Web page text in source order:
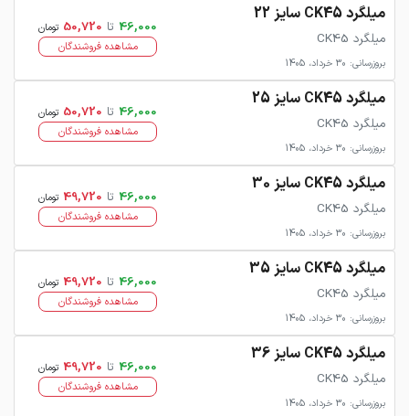
میلگرد CK45 سایز 22
میلگرد CK45
بروزرسانی: 30 خرداد، 1405
46,000 تا 50,720 تومان
مشاهده فروشندگان
میلگرد CK45 سایز 25
میلگرد CK45
بروزرسانی: 30 خرداد، 1405
46,000 تا 50,720 تومان
مشاهده فروشندگان
میلگرد CK45 سایز 30
میلگرد CK45
بروزرسانی: 30 خرداد، 1405
46,000 تا 49,720 تومان
مشاهده فروشندگان
میلگرد CK45 سایز 35
میلگرد CK45
بروزرسانی: 30 خرداد، 1405
46,000 تا 49,720 تومان
مشاهده فروشندگان
میلگرد CK45 سایز 36
میلگرد CK45
بروزرسانی: 30 خرداد، 1405
46,000 تا 49,720 تومان
مشاهده فروشندگان